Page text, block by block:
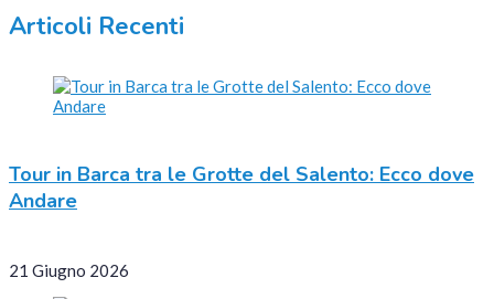
Articoli Recenti
Tour in Barca tra le Grotte del Salento: Ecco dove
Andare
21 Giugno 2026